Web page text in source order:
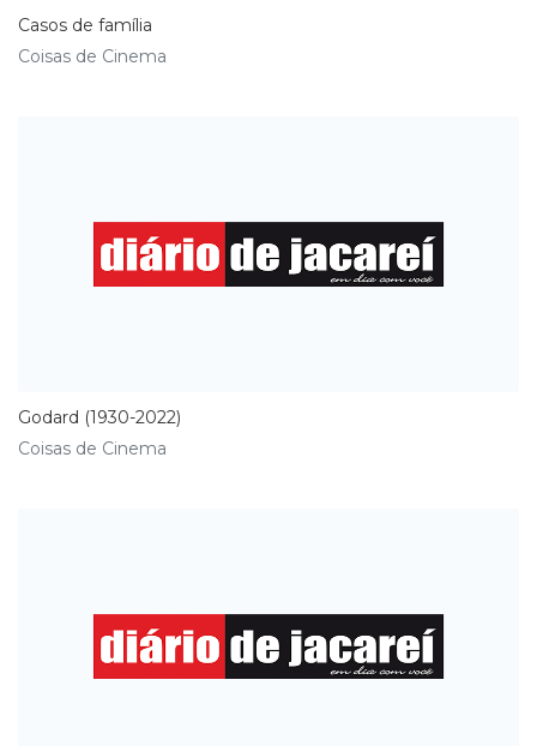
Casos de família
Coisas de Cinema
Godard (1930-2022)
Coisas de Cinema